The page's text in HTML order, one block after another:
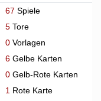
67 Spiele
5Tore
0Vorlagen
6Gelbe Karten
0Gelb-Rote Karten
1 Rote Karte